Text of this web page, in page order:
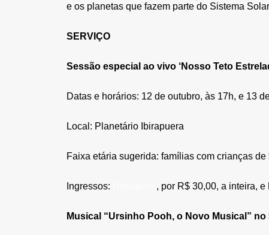
e os planetas que fazem parte do Sistema
SERVIÇO
Sessão especial ao vivo ‘Nosso Teto
Datas e horários: 12 de outubro, às 17h, e 13
Local: Planetário Ibirapuera
Faixa etária sugerida: famílias com crianças de
Ingressos: , por R$ 30,00, a inteira,
Musical “Ursinho Pooh, o Novo Musical”